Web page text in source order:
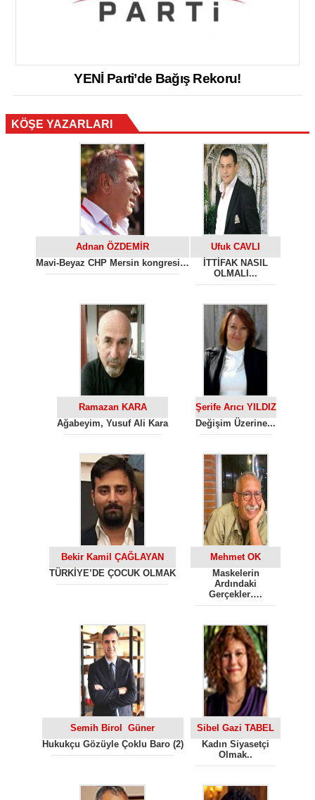
YENİ Parti’de Bağış Rekoru!
KÖŞE YAZARLARI
Adnan ÖZDEMİR
Mavi-Beyaz CHP Mersin kongresi…
Ufuk CAVLI
İTTİFAK NASIL
OLMALI...
Ramazan KARA
Ağabeyim, Yusuf Ali Kara
Şerife Arıcı YILDIZ
Değişim Üzerine...
Bekir Kamil ÇAĞLAYAN
TÜRKİYE’DE ÇOCUK OLMAK
Mehmet OK
Maskelerin
Ardındaki
Gerçekler….
Semih Birol Güner
Hukukçu Gözüyle Çoklu Baro (2)
Sibel Gazi TABEL
Kadın Siyasetçi
Olmak..